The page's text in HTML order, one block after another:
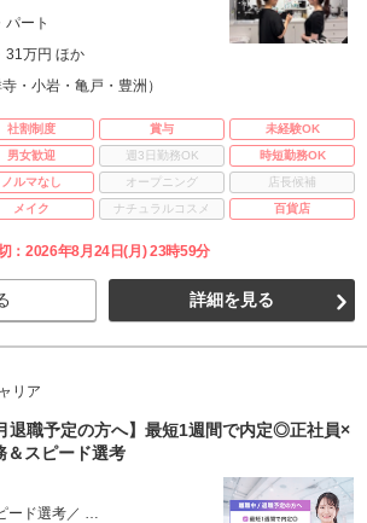
パート
31万円 ほか
・小岩・亀戸・豊洲）
社割制度 賞与
未経験OK
男女歓迎 週3日勤務OK
時短勤務OK
ノルマなし オープニング
店長候補
メイク ナチュラルコスメ 百貨店
：2026年8月24日(月) 23時59分
詳細を見る
リア
退職予定の方へ】最短1週間で内定◎正社員×
スピード選考
ード選考／ …